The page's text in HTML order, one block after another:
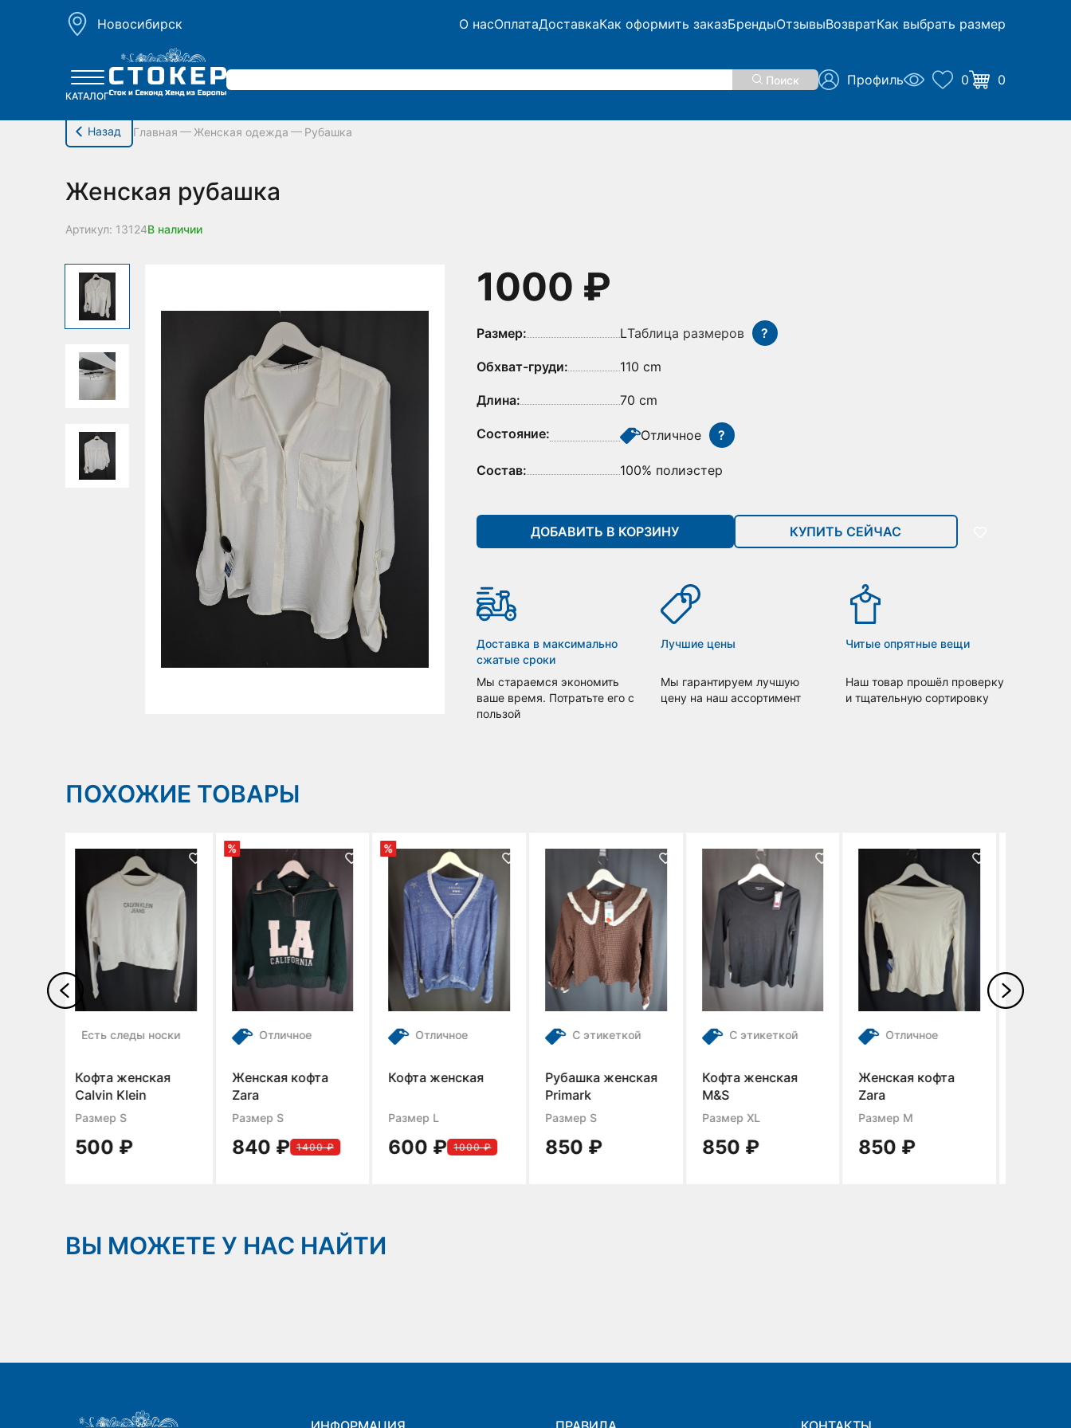
hello_elementor_body_open();
Новосибирск
О насОплатаДоставкаКак оформить заказБрендыОтзывыВозвратКак выбрать размер
КАТАЛОГ
Поиск Профиль 0 0
Назад Главная Женская одежда Рубашка
Женская рубашка
Артикул: 13124В наличии
1000 ₽
Размер: LТаблица размеров ?
Обхват-груди: 110 cm
Длина: 70 cm
Состояние: Отличное ?
Состав: 100% полиэстер
ДОБАВИТЬ В КОРЗИНУ КУПИТЬ СЕЙЧАС
Доставка в максимально
сжатые сроки
Мы стараемся экономить
ваше время. Потратьте его с
пользой
Лучшие цены
Мы гарантируем лучшую
цену на наш ассортимент
Читые опрятные вещи
Наш товар прошёл проверку
и тщательную сортировку
ПОХОЖИЕ ТОВАРЫ
%
Отличное
Женская кофта
Zara
Размер S
840 ₽
%
Отличное
Кофта женская
Размер L
600 ₽ 1000 ₽
С этикеткой
Рубашка женская
Размер S
850 ₽
С этикеткой
Кофта женская
M&S
Размер XL
850 ₽
Отличное
Женская кофта
Zara
Размер M
850 ₽
Отличное
Рубашка женская
Zara
Размер S
1400 ₽
ВЫ МОЖЕТЕ У НАС НАЙТИ